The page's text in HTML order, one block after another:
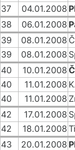
37
04.01.2008
38
06.01.2008
39
08.01.2008
39
08.01.2008
40
10.01.2008
40
11.01.2008
40
11.01.2008
42
17.01.2008
42
18.01.2008
43
20.01.2008